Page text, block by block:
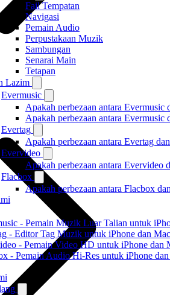
Fail Tempatan
Navigasi
Pemain Audio
Perpustakaan Muzik
Sambungan
Senarai Main
Tetapan
Lazim
Evermusic
Apakah perbezaan antara Evermusic
Apakah perbezaan antara Evermusic
Evertag
Apakah perbezaan antara Evertag
Evervideo
Apakah perbezaan antara Evervideo
Flacbox
Apakah perbezaan antara Flacbox
- Pemain Muzik Luar Talian untuk
- Editor Tag Muzik untuk iPhone dan Mac
- Pemain Video HD untuk iPhone dan
- Pemain Audio Hi-Res untuk iPhone